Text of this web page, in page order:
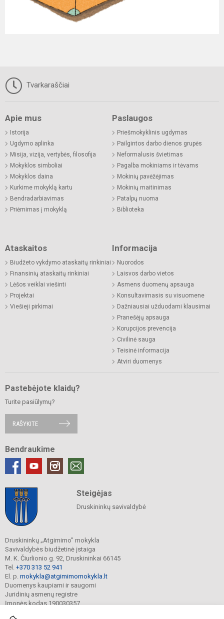
Tvarkaraščiai
Apie mus
Istorija
Ugdymo aplinka
Misija, vizija, vertybės, filosofija
Mokyklos simboliai
Mokyklos daina
Kurkime mokyklą kartu
Bendradarbiavimas
Priėmimas į mokyklą
Paslaugos
Priešmokyklinis ugdymas
Pailgintos darbo dienos grupės
Neformalusis švietimas
Pagalba mokiniams ir tėvams
Mokinių pavėžėjimas
Mokinių maitinimas
Patalpų nuoma
Biblioteka
Ataskaitos
Biudžeto vykdymo ataskaitų rinkiniai
Finansinių ataskaitų rinkiniai
Lėšos veiklai viešinti
Projektai
Viešieji pirkimai
Informacija
Nuorodos
Laisvos darbo vietos
Asmens duomenų apsauga
Konsultavimasis su visuomene
Dažniausiai užduodami klausimai
Pranešėjų apsauga
Korupcijos prevencija
Civilinė sauga
Teisinė informacija
Atviri duomenys
Pastebėjote klaidų?
Turite pasiūlymų?
RAŠYKITE
Bendraukime
Steigėjas
Druskininkų savivaldybė
Druskininkų „Atgimimo" mokykla
Savivaldybės biudžetinė įstaiga
M. K. Čiurlionio g. 92, Druskininkai 66145
Tel. +370 313 52 941
El. p. mokykla@atgimimomokykla.lt
Duomenys kaupiami ir saugomi
Juridinių asmenų registre
Įmonės kodas 190030357